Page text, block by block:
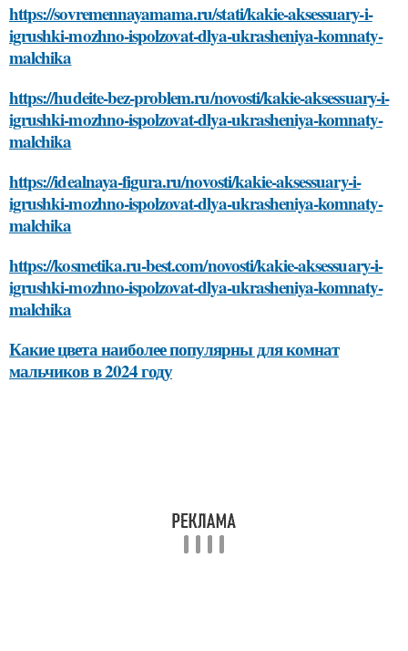
https://sovremennayamama.ru/stati/kakie-aksessuary-i-
igrushki-mozhno-ispolzovat-dlya-ukrasheniya-komnaty-
malchika
https://hudeite-bez-problem.ru/novosti/kakie-aksessuary-i-
igrushki-mozhno-ispolzovat-dlya-ukrasheniya-komnaty-
malchika
https://idealnaya-figura.ru/novosti/kakie-aksessuary-i-
igrushki-mozhno-ispolzovat-dlya-ukrasheniya-komnaty-
malchika
https://kosmetika.ru-best.com/novosti/kakie-aksessuary-i-
igrushki-mozhno-ispolzovat-dlya-ukrasheniya-komnaty-
malchika
Какие цвета наиболее популярны для комнат
мальчиков в 2024 году